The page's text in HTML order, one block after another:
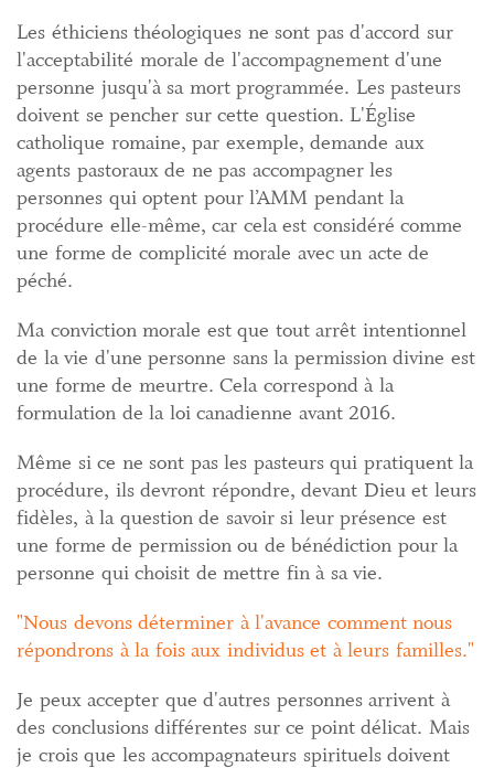
Les éthiciens théologiques ne sont pas d'accord sur
l'acceptabilité morale de l'accompagnement d'une
personne jusqu'à sa mort programmée. Les pasteurs
doivent se pencher sur cette question. L'Église
catholique romaine, par exemple, demande aux
agents pastoraux de ne pas accompagner les
personnes qui optent pour l’AMM pendant la
procédure elle-même, car cela est considéré comme
une forme de complicité morale avec un acte de
péché.
Ma conviction morale est que tout arrêt intentionnel
de la vie d'une personne sans la permission divine est
une forme de meurtre. Cela correspond à la
formulation de la loi canadienne avant 2016.
Même si ce ne sont pas les pasteurs qui pratiquent la
procédure, ils devront répondre, devant Dieu et leurs
fidèles, à la question de savoir si leur présence est
une forme de permission ou de bénédiction pour la
personne qui choisit de mettre fin à sa vie.
Nous devons déterminer à l'avance comment nous
répondrons à la fois aux individus et à leurs familles.
Je peux accepter que d'autres personnes arrivent à
des conclusions différentes sur ce point délicat. Mais
je crois que les accompagnateurs spirituels doivent